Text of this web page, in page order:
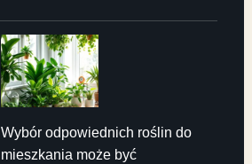
Wybór odpowiednich roślin do
mieszkania może być